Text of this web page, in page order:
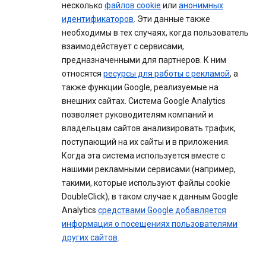
несколько файлов cookie или анонимных
идентификаторов. Эти данные также
необходимы в тех случаях, когда пользователь
взаимодействует с сервисами,
предназначенными для партнеров. К ним
относятся ресурсы для работы с рекламой, а
также функции Google, реализуемые на
внешних сайтах. Система Google Analytics
позволяет руководителям компаний и
владельцам сайтов анализировать трафик,
поступающий на их сайты и в приложения.
Когда эта система используется вместе с
нашими рекламными сервисами (например,
такими, которые используют файлы cookie
DoubleClick), в таком случае к данным Google
Analytics средствами Google добавляется
информация о посещениях пользователями
других сайтов.